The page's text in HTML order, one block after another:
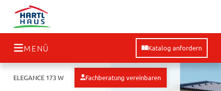
MENÜ Katalog anfordern
ELEGANCE 173 W Fachberatung vereinbaren